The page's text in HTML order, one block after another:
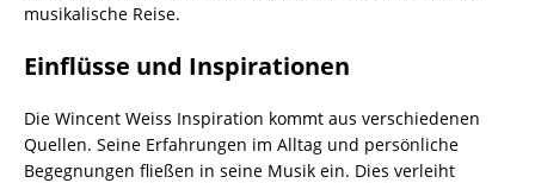
musikalische Reise.
Einflüsse und Inspirationen
Die Wincent Weiss Inspiration kommt aus verschiedenen
Quellen. Seine Erfahrungen im Alltag und persönliche
Begegnungen fließen in seine Musik ein. Dies verleiht